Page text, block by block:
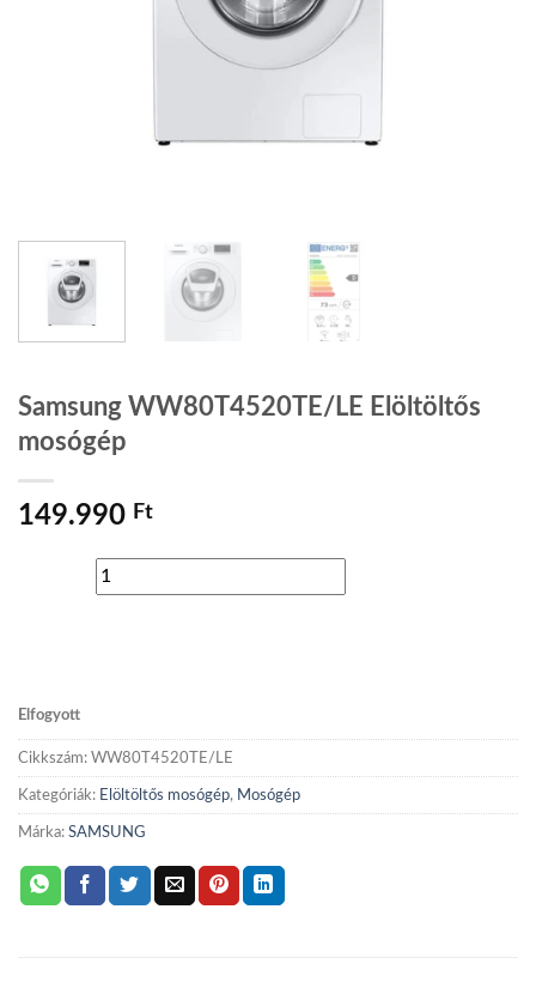
Samsung WW80T4520TE/LE Elöltöltős
mosógép
149.990 Ft
mosógép
mennyiség
Elfogyott
Cikkszám: WW80T4520TE/LE
Kategóriák: Elöltöltős mosógép, Mosógép
Márka: SAMSUNG